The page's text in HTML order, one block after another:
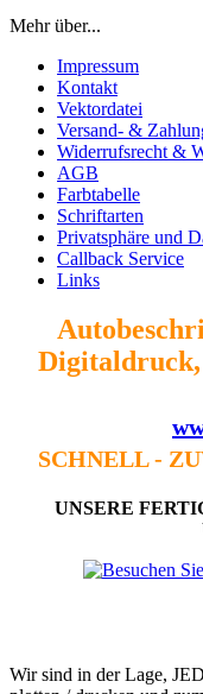
Mehr über...
Impressum
Kontakt
Vektordatei
Versand- &
Widerrufsrecht &
AGB
Farbtabelle
Schriftarten
Privatsphäre und
Callback Service
Links
Digitaldruck,
SCHNELL -
UNSERE
Wir sind in der Lage,